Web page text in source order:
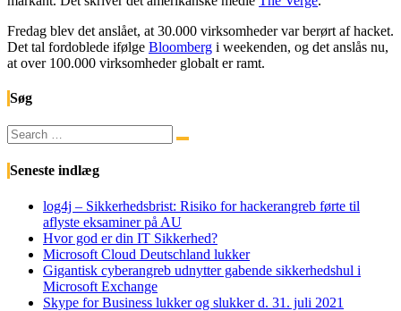
Fredag blev det anslået, at 30.000 virksomheder var berørt af hacket.
Det tal fordoblede ifølge Bloomberg i weekenden, og det anslås nu,
at over 100.000 virksomheder globalt er ramt.
Søg
Search
for:
Search
Seneste indlæg
log4j – Sikkerhedsbrist: Risiko for hackerangreb førte til
aflyste eksaminer på AU
Hvor god er din IT Sikkerhed?
Microsoft Cloud Deutschland lukker
Gigantisk cyberangreb udnytter gabende sikkerhedshul i
Microsoft Exchange
Skype for Business lukker og slukker d. 31. juli 2021